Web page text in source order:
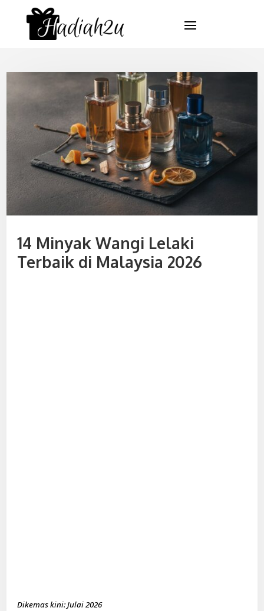
14 Minyak Wangi Lelaki
Terbaik di Malaysia 2026
Dikemas kini: Julai 2026